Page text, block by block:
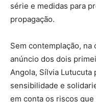
série e medidas para
propagação.
Sem contemplação,
anúncio dos dois
Angola, Sílvia Lutucuta
sensibilidade e
em conta os riscos